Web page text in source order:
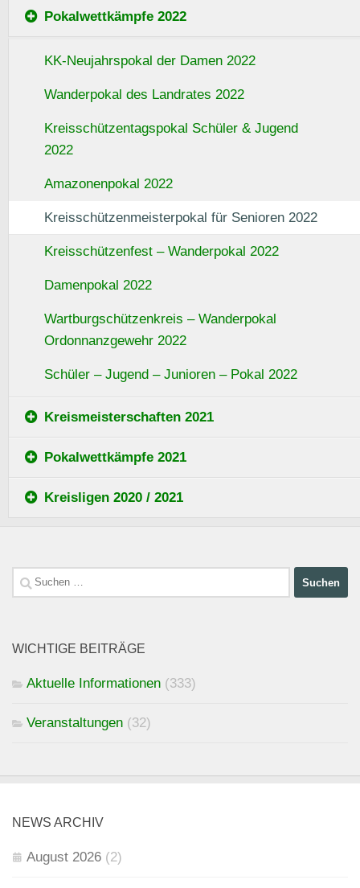
Pokalwettkämpfe 2022
KK-Neujahrspokal der Damen 2022
Wanderpokal des Landrates 2022
Kreisschützentagspokal Schüler & Jugend
2022
Amazonenpokal 2022
Kreisschützenmeisterpokal für Senioren 2022
Kreisschützenfest – Wanderpokal 2022
Damenpokal 2022
Wartburgschützenkreis – Wanderpokal
Ordonnanzgewehr 2022
Schüler – Jugend – Junioren – Pokal 2022
Kreismeisterschaften 2021
Pokalwettkämpfe 2021
Kreisligen 2020 / 2021
Suchen
nach:
WICHTIGE BEITRÄGE
Aktuelle Informationen (333)
Veranstaltungen (32)
NEWS ARCHIV
August 2026 (2)